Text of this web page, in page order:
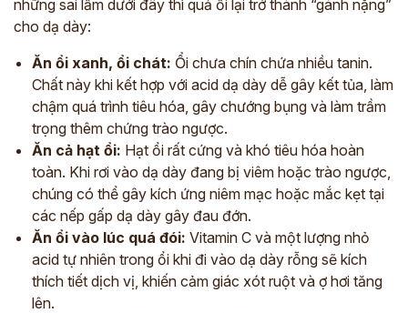
những sai lầm dưới đây thì quả ổi lại trở thành “gánh nặng”
cho dạ dày:
Ăn ổi xanh, ổi chát: Ổi chưa chín chứa nhiều tanin.
Chất này khi kết hợp với acid dạ dày dễ gây kết tủa, làm
chậm quá trình tiêu hóa, gây chướng bụng và làm trầm
trọng thêm chứng trào ngược.
Ăn cả hạt ổi: Hạt ổi rất cứng và khó tiêu hóa hoàn
toàn. Khi rơi vào dạ dày đang bị viêm hoặc trào ngược,
chúng có thể gây kích ứng niêm mạc hoặc mắc kẹt tại
các nếp gấp dạ dày gây đau đớn.
Ăn ổi vào lúc quá đói: Vitamin C và một lượng nhỏ
acid tự nhiên trong ổi khi đi vào dạ dày rỗng sẽ kích
thích tiết dịch vị, khiến cảm giác xót ruột và ợ hơi tăng
lên.